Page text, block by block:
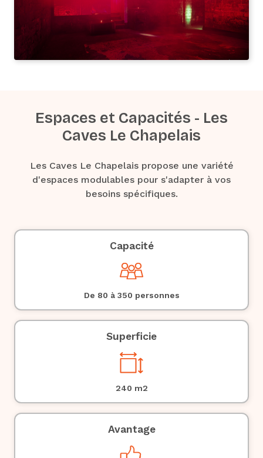
Espaces et Capacités - Les
Caves Le Chapelais
Les Caves Le Chapelais propose une variété
d'espaces modulables pour s'adapter à vos
besoins spécifiques.
Capacité
De 80 à 350 personnes
Superficie
240 m2
Avantage